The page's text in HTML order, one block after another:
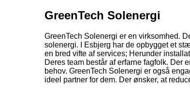
GreenTech Solenergi
GreenTech Solenergi er en virksomhed.
solenergi. I Esbjerg har de opbygget et
en bred vifte af services; Herunder
Deres team består af erfarne fagfolk. Der
behov. GreenTech Solenergi er også
ideel partner for dem. Der ønsker, at